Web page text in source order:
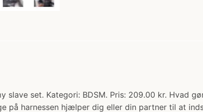
slave set. Kategori: BDSM. Pris: 209.00 kr. Hvad
på harnessen hjælper dig eller din partner til at